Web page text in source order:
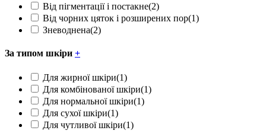
Від пігментації і постакне(2)
Від чорних цяток і розширених пор(1)
Зневоднена(2)
За типом шкіри +
Для жирної шкіри(1)
Для комбінованої шкіри(1)
Для нормальної шкіри(1)
Для сухої шкіри(1)
Для чутливої шкіри(1)